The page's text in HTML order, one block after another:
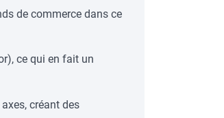
de commerce dans ce
ce qui en fait un
créant des